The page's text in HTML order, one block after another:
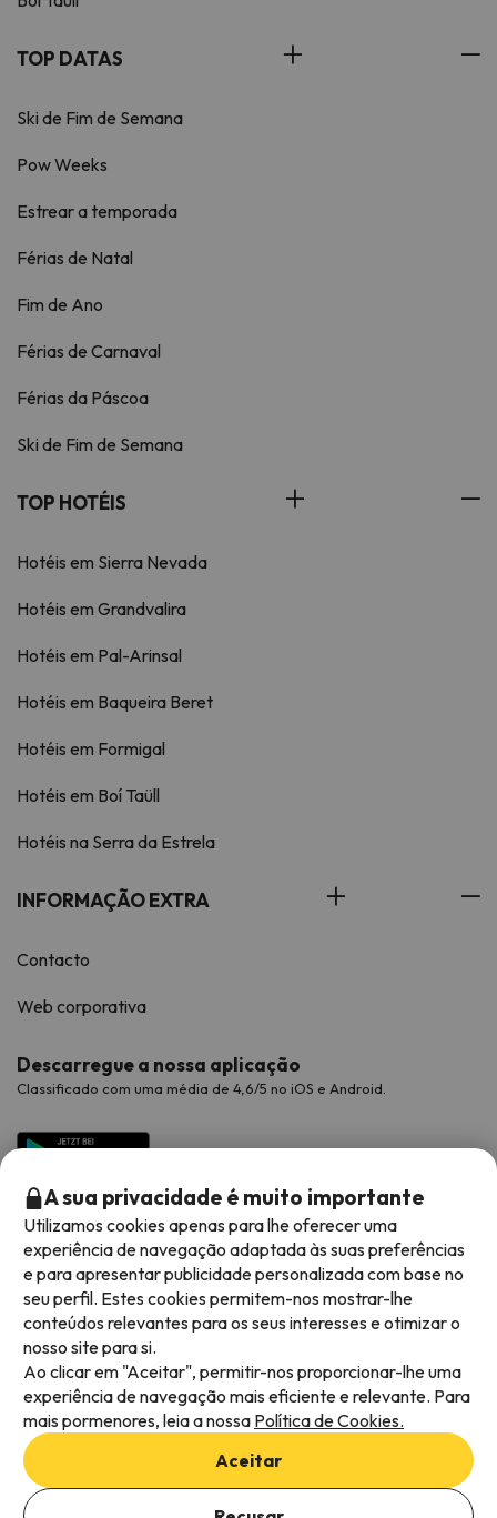
TOP DATAS
Ski de Fim de Semana
Pow Weeks
Estrear a temporada
Férias de Natal
Fim de Ano
Férias de Carnaval
Férias da Páscoa
Ski de Fim de Semana
TOP HOTÉIS
Hotéis em Sierra Nevada
Hotéis em Grandvalira
Hotéis em Pal-Arinsal
Hotéis em Baqueira Beret
Hotéis em Formigal
Hotéis em Boí Taüll
Hotéis na Serra da Estrela
INFORMAÇÃO EXTRA
Contacto
Web corporativa
Descarregue a nossa aplicação
Classificado com uma média de 4,6/5 no iOS e Android.
Métodos de pagamento disponíveis
Termos e condições gerais
Privacidade dos dados
Política de cookies
A sua privacidade é muito importante
Utilizamos cookies apenas para lhe oferecer uma
experiência de navegação adaptada às suas preferências
e para apresentar publicidade personalizada com base no
seu perfil. Estes cookies permitem-nos mostrar-lhe
conteúdos relevantes para os seus interesses e otimizar o
nosso site para si.
Ao clicar em "Aceitar", permitir-nos proporcionar-lhe uma
experiência de navegação mais eficiente e relevante. Para
mais pormenores, leia a nossa Política de Cookies.
Aceitar